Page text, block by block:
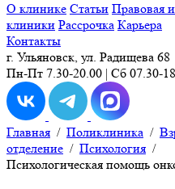
О клинике Статьи Правовая
клиники Рассрочка Карьера
Контакты
г. Ульяновск, ул. Радищева 68
Пн-Пт 7.30-20.00 | Сб 07.30-
Главная / Поликлиника /
отделение / Психология /
Психологическая помощь